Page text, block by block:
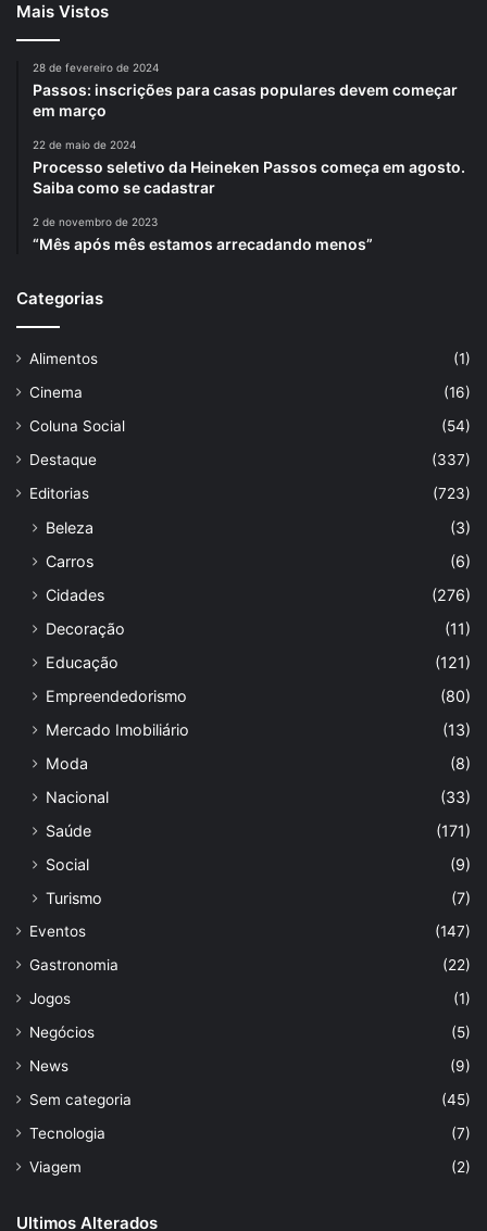
Mais Vistos
28 de fevereiro de 2024
Passos: inscrições para casas populares devem começar
em março
22 de maio de 2024
Processo seletivo da Heineken Passos começa em agosto.
Saiba como se cadastrar
2 de novembro de 2023
“Mês após mês estamos arrecadando menos”
Categorias
Alimentos
(1)
Cinema
(16)
Coluna Social
(54)
Destaque
(337)
Editorias
(723)
Beleza
(3)
Carros
(6)
Cidades
(276)
Decoração
(11)
Educação
(121)
Empreendedorismo
(80)
Mercado Imobiliário
(13)
Moda
(8)
Nacional
(33)
Saúde
(171)
Social
(9)
Turismo
(7)
Eventos
(147)
Gastronomia
(22)
Jogos
(1)
Negócios
(5)
News
(9)
Sem categoria
(45)
Tecnologia
(7)
Viagem
(2)
Ultimos Alterados